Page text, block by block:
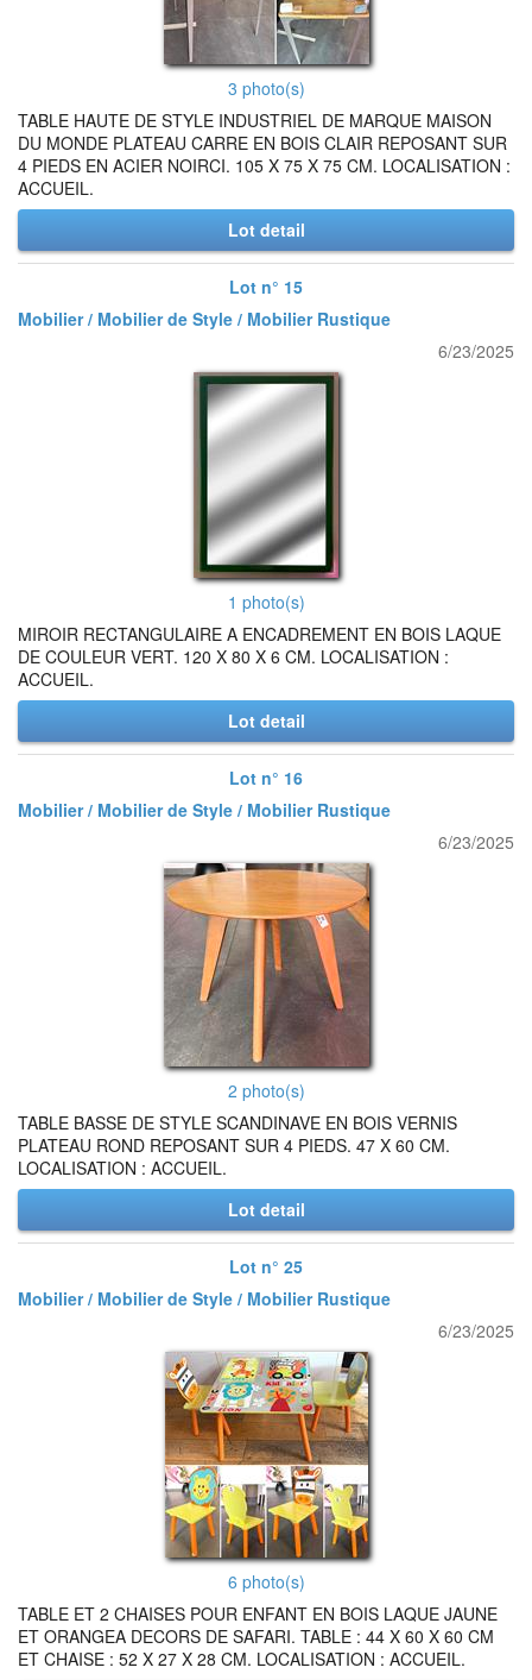
3 photo(s)
TABLE HAUTE DE STYLE INDUSTRIEL DE MARQUE MAISON
DU MONDE PLATEAU CARRE EN BOIS CLAIR REPOSANT SUR
4 PIEDS EN ACIER NOIRCI. 105 X 75 X 75 CM. LOCALISATION :
ACCUEIL.
Lot detail
Lot n° 15
Mobilier / Mobilier de Style / Mobilier Rustique
6/23/2025
1 photo(s)
MIROIR RECTANGULAIRE A ENCADREMENT EN BOIS LAQUE
DE COULEUR VERT. 120 X 80 X 6 CM. LOCALISATION :
ACCUEIL.
Lot detail
Lot n° 16
Mobilier / Mobilier de Style / Mobilier Rustique
6/23/2025
2 photo(s)
TABLE BASSE DE STYLE SCANDINAVE EN BOIS VERNIS
PLATEAU ROND REPOSANT SUR 4 PIEDS. 47 X 60 CM.
LOCALISATION : ACCUEIL.
Lot detail
Lot n° 25
Mobilier / Mobilier de Style / Mobilier Rustique
6/23/2025
6 photo(s)
TABLE ET 2 CHAISES POUR ENFANT EN BOIS LAQUE JAUNE
ET ORANGEA DECORS DE SAFARI. TABLE : 44 X 60 X 60 CM
ET CHAISE : 52 X 27 X 28 CM. LOCALISATION : ACCUEIL.